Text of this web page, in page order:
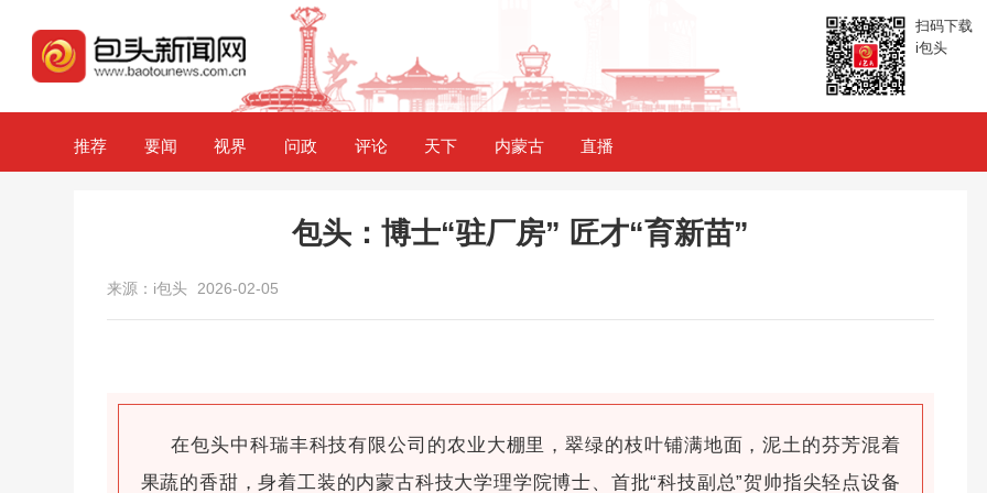
扫码下载
i包头
推荐 要闻 视界 问政 评论 天下 内蒙古 直播
包头：博士“驻厂房” 匠才“育新苗”
来源：i包头 2026-02-05
在包头中科瑞丰科技有限公司的农业大棚里，翠绿的枝叶铺满地面，泥土的芬芳混着
果蔬的香甜，身着工装的内蒙古科技大学理学院博士、首批“科技副总”贺帅指尖轻点设备